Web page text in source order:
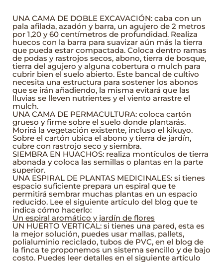
UNA CAMA DE DOBLE EXCAVACIÓN: caba con un
pala afilada, azadón y barra, un agujero de 2 metros
por 1,20 y 60 centímetros de profundidad. Realiza
huecos con la barra para suavizar aún más la tierra
que pueda estar compactada. Coloca dentro ramas
de podas y rastrojos secos, abono, tierra de bosque,
tierra del agujero y alguna cobertura o mulch para
cubrir bien el suelo abierto. Este bancal de cultivo
necesita una estructura para sostener los abonos
que se irán añadiendo, la misma evitará que las
lluvias se lleven nutrientes y el viento arrastre el
mulch.
UNA CAMA DE PERMACULTURA: coloca cartón
grueso y firme sobre el suelo donde plantarás.
Morirá la vegetación existente, incluso el kikuyo.
Sobre el cartón ubica el abono y tierra de jardín,
cubre con rastrojo seco y siembra.
SIEMBRA EN HUACHOS: realiza montículos de tierra
abonada y coloca las semillas o plantas en la parte
superior.
UNA ESPIRAL DE PLANTAS MEDICINALES: si tienes
espacio suficiente prepara un espiral que te
permitirá sembrar muchas plantas en un espacio
reducido. Lee el siguiente artículo del blog que te
indica cómo hacerlo:
Un espiral aromático y jardín de flores
UN HUERTO VERTICAL: si tienes una pared, esta es
la mejor solución, puedes usar mallas, pallets,
polialuminio reciclado, tubos de PVC, en el blog de
la finca te proponemos un sistema sencillo y de bajo
costo. Puedes leer detalles en el siguiente artículo